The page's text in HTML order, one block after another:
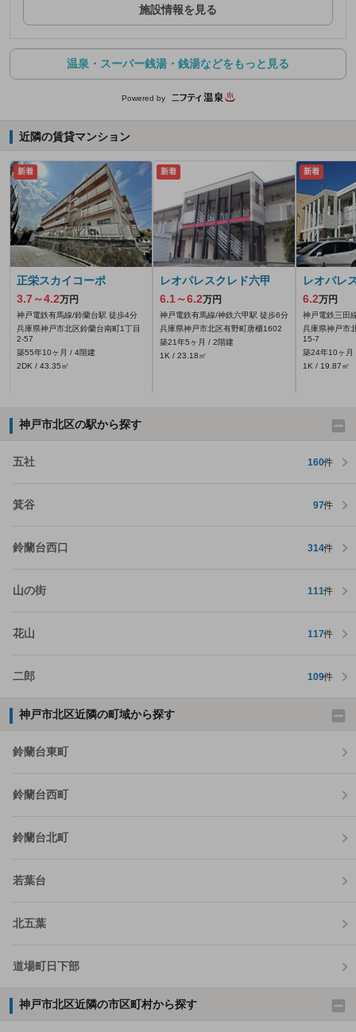
施設情報を見る
温泉・スーパー銭湯・銭湯などをもっと見る
Powered by
近隣の賃貸マンション
新着
正栄スカイコーポ
3.7～4.2万円
神戸電鉄有馬線/鈴蘭台駅 徒歩4分
兵庫県神戸市北区鈴蘭台南町1丁目
2-57
築55年10ヶ月 / 4階建
2DK / 43.35㎡
新着
レオパレスクレド六甲
6.1～6.2万円
神戸電鉄有馬線/神鉄六甲駅 徒歩6分
兵庫県神戸市北区有野町唐櫃1602
築21年5ヶ月 / 2階建
1K / 23.18㎡
新着
レオパレ
6.2万円
神戸電鉄三田
兵庫県神戸市
15-7
築24年10ヶ月
1K / 19.87㎡
神戸市北区の駅から探す
五社 160件
箕谷 97件
鈴蘭台西口 314件
山の街 111件
花山 117件
二郎 109件
神戸市北区近隣の町域から探す
鈴蘭台東町
鈴蘭台西町
鈴蘭台北町
若葉台
北五葉
道場町日下部
神戸市北区近隣の市区町村から探す